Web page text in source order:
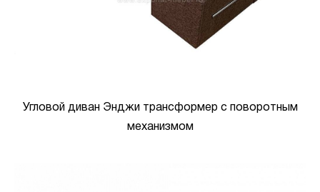
Угловой диван Энджи трансформер с поворотным
механизмом